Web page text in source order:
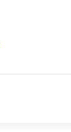
450.000 €